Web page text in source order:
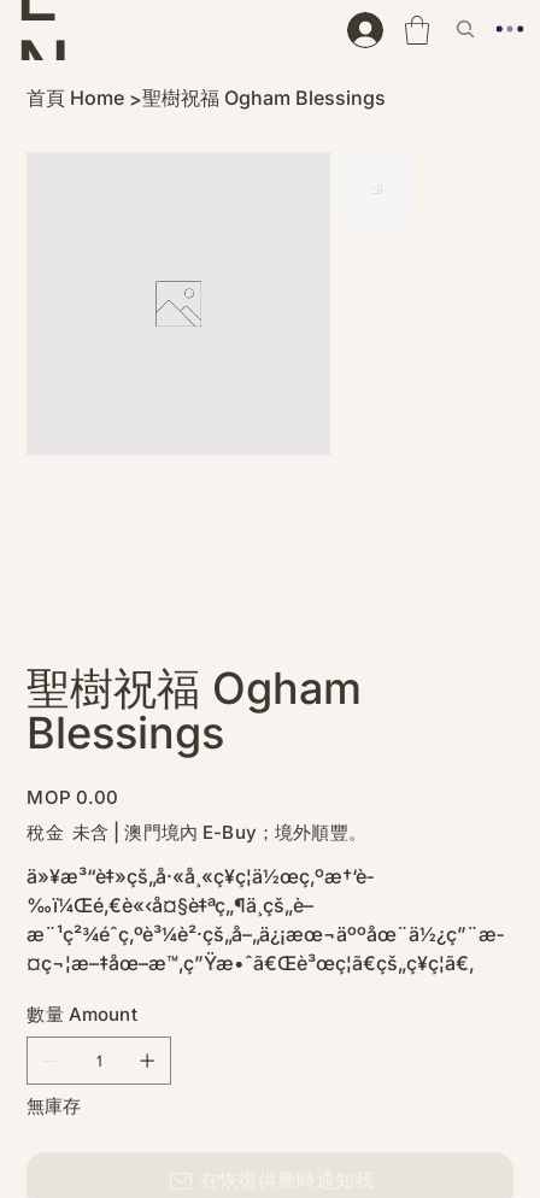
N
D
首頁 Home >聖樹祝福 Ogham Blessings
聖樹祝福 Ogham
Blessings
價
格
MOP 0.00
稅金 未含
澳門境內 E-Buy；境外順豐。
ä»¥æ³“è‡»çš„å·«å¸«ç¥ç¦ä½œç‚ºæ†‘è­
‰ï¼Œé‚€è«‹å¤§è‡ªç„¶ä¸­çš„è–
æ¨¹ç²¾éˆç‚ºè³¼è²·çš„å–„ä¿¡æœ¬äººåœ¨ä½¿ç”¨æ­
¤ç¬¦æ–‡åœ–æ™‚ç”Ÿæ•ˆã€Œè³œç¦ã€çš„ç¥ç¦ã€‚
數量 Amount
無庫存